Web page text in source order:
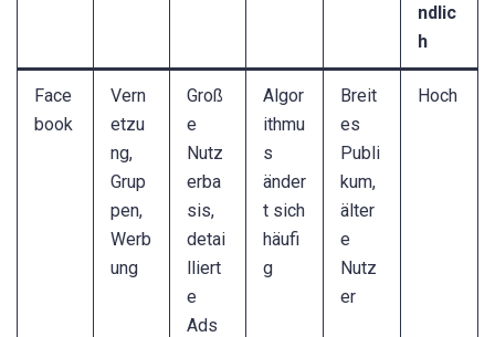
ndlic
h
Face
book
Vern
etzu
ng,
Grup
pen,
Werb
ung
Groß
e
Nutz
erba
sis,
detai
lliert
e
Ads
Algor
ithmu
s
änder
t sich
häufi
g
Breit
es
Publi
kum,
älter
e
Nutz
er
Hoch